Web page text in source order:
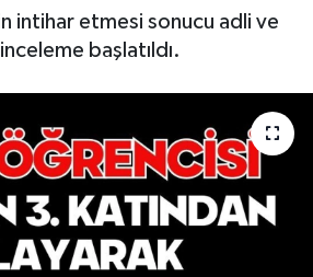
intihar etmesi sonucu adli ve
başlatıldı.